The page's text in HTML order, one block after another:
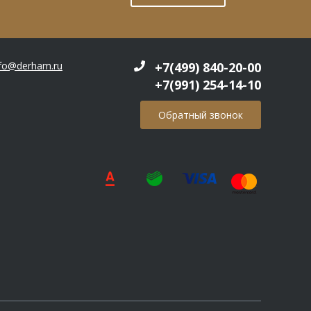
+7(499) 840-20-00
+7(991) 254-14-10
Обратный звонок